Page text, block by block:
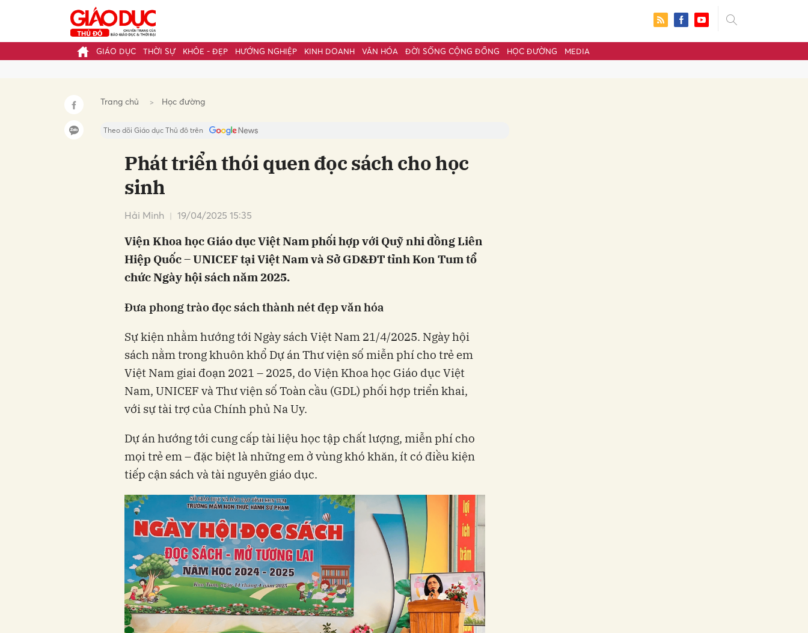
GIÁO DỤC THỜI SỰ KHỎE - ĐẸP HƯỚNG NGHIỆP KINH DOANH VĂN HÓA ĐỜI SỐNG CỘNG ĐỒNG HỌC ĐƯỜNG MEDIA
Trang chủ Học đường
Theo dõi Giáo dục Thủ đô trên
Phát triển thói quen đọc sách cho học
sinh
Hải Minh 19/04/2025 15:35
Viện Khoa học Giáo dục Việt Nam phối hợp với Quỹ nhi đồng Liên
Hiệp Quốc – UNICEF tại Việt Nam và Sở GD&ĐT tỉnh Kon Tum tổ
chức Ngày hội sách năm 2025.
Đưa phong trào đọc sách thành nét đẹp văn hóa
Sự kiện nhằm hướng tới Ngày sách Việt Nam 21/4/2025. Ngày hội
sách nằm trong khuôn khổ Dự án Thư viện số miễn phí cho trẻ em
Việt Nam giai đoạn 2021 – 2025, do Viện Khoa học Giáo dục Việt
Nam, UNICEF và Thư viện số Toàn cầu (GDL) phối hợp triển khai,
với sự tài trợ của Chính phủ Na Uy.
Dự án hướng tới cung cấp tài liệu học tập chất lượng, miễn phí cho
mọi trẻ em – đặc biệt là những em ở vùng khó khăn, ít có điều kiện
tiếp cận sách và tài nguyên giáo dục.
Gửi bình luận